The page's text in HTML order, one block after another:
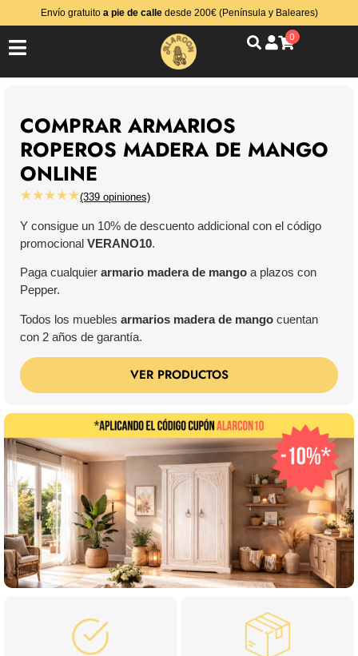
Envío gratuito a pie de calledesde 200€ (Península y Baleares)
0
COMPRAR ARMARIOS
ROPEROS MADERA DE MANGO
ONLINE
★★★★★(339 opiniones)
Y consigue un 10% de descuento addicional con el código
promocional VERANO10.
Paga cualquier armario madera de mango a plazos con
Pepper.
Todos los muebles armarios madera de mango cuentan
con 2 años de garantía.
VER PRODUCTOS